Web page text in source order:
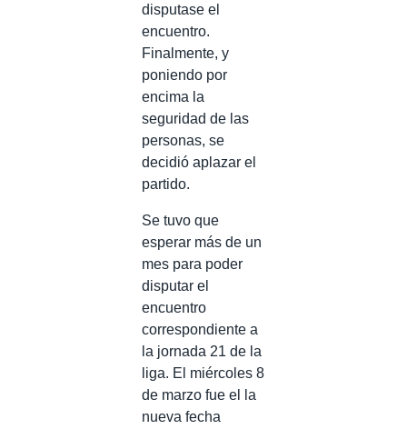
disputase el
encuentro.
Finalmente, y
poniendo por
encima la
seguridad de las
personas, se
decidió aplazar el
partido.
Se tuvo que
esperar más de un
mes para poder
disputar el
encuentro
correspondiente a
la jornada 21 de la
liga. El miércoles 8
de marzo fue el la
nueva fecha